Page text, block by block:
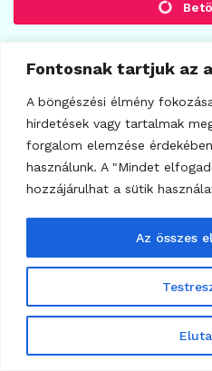
Fontosnak tartjuk az
A böngészési élmény
hirdetések vagy tartalmak
forgalom elemzése
használunk. A "Mindet
hozzájárulhat a sütik
Az összes
KRIPTO
A